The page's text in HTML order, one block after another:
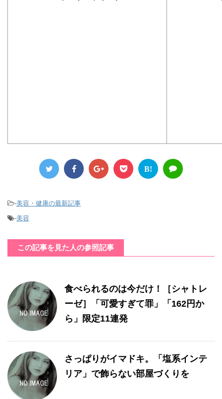
B!
-美容・健康の最新記事
-美容
この記事を見た人の参照記事
食べられるのは今だけ！［シャトレ
ーゼ］「可愛すぎて罪」「162円か
ら」限定11連発
さっぱりがイマドキ。「塩系インテ
リア」で飾らない部屋づくりを